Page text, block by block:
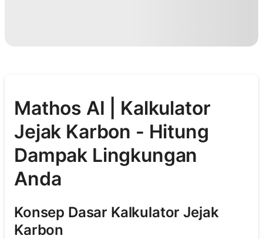
Mathos AI | Kalkulator
Jejak Karbon - Hitung
Dampak Lingkungan
Anda
Konsep Dasar Kalkulator Jejak
Karbon